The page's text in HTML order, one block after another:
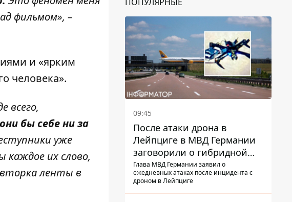
фильмом», –
и «ярким
человека».
всего,
бы себе ни за
уже
каждое их слово,
ленты в
09:45
После атаки дрона в
Лейпциге в МВД Германии
заговорили о гибридной
войне – мы ежедневно цель
Глава МВД Германии заявил о
ежедневных атаках после инцидента с
дроном в Лейпциге